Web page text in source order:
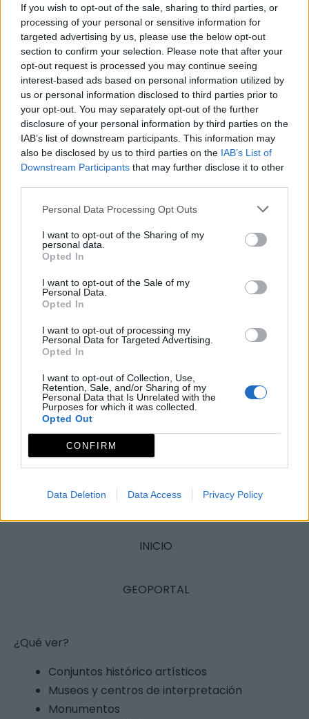
If you wish to opt-out of the sale, sharing to third parties, or
processing of your personal or sensitive information for
targeted advertising by us, please use the below opt-out
section to confirm your selection. Please note that after your
opt-out request is processed you may continue seeing
interest-based ads based on personal information utilized by
us or personal information disclosed to third parties prior to
your opt-out. You may separately opt-out of the further
disclosure of your personal information by third parties on the
IAB’s list of downstream participants. This information may
also be disclosed by us to third parties on the IAB’s List of
Downstream Participants that may further disclose it to other
Personal Data Processing Opt Outs
I want to opt-out of the Sharing of my
personal data.
Opted In
I want to opt-out of the Sale of my
Personal Data.
Opted In
I want to opt-out of processing my
Personal Data for Targeted Advertising.
Opted In
I want to opt-out of Collection, Use,
Retention, Sale, and/or Sharing of my
Personal Data that Is Unrelated with the
Purposes for which it was collected.
Opted Out
CONFIRM
Data Deletion Data Access Privacy Policy
© REDEX. Red Extremeña de Desarrollo Rural
Aviso legal
redex@redex.org
Diseño Bittacora
INICIO
GEOPORTAL
¿Qué ver?
Conjuntos histórico artísticos
Museos y centros de interpretación
Monumentos